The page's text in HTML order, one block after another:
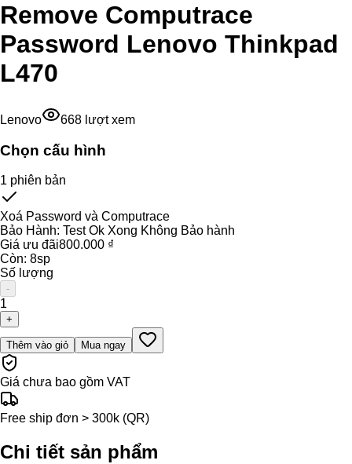
Remove Computrace
Password Lenovo Thinkpad
L470
Lenovo 668 lượt xem
Chọn cấu hình
1 phiên bản
Xoá Password và Computrace
Bảo Hành: Test Ok Xong Không Bảo hành
Giá ưu đãi800.000 ₫
Còn: 8sp
Số lượng
-
1
+
Thêm vào giỏ Mua ngay
Giá chưa bao gồm VAT
Free ship đơn > 300k (QR)
Chi tiết sản phẩm